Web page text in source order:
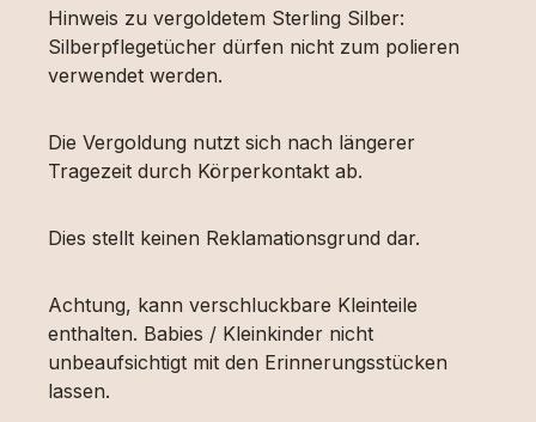
Hinweis zu vergoldetem Sterling Silber:
Silberpflegetücher dürfen nicht zum polieren
verwendet werden.
Die Vergoldung nutzt sich nach längerer
Tragezeit durch Körperkontakt ab.
Dies stellt keinen Reklamationsgrund dar.
Achtung, kann verschluckbare Kleinteile
enthalten. Babies / Kleinkinder nicht
unbeaufsichtigt mit den Erinnerungsstücken
lassen.